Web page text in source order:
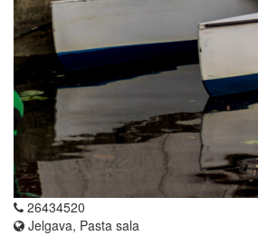
26434520
Jelgava, Pasta sala